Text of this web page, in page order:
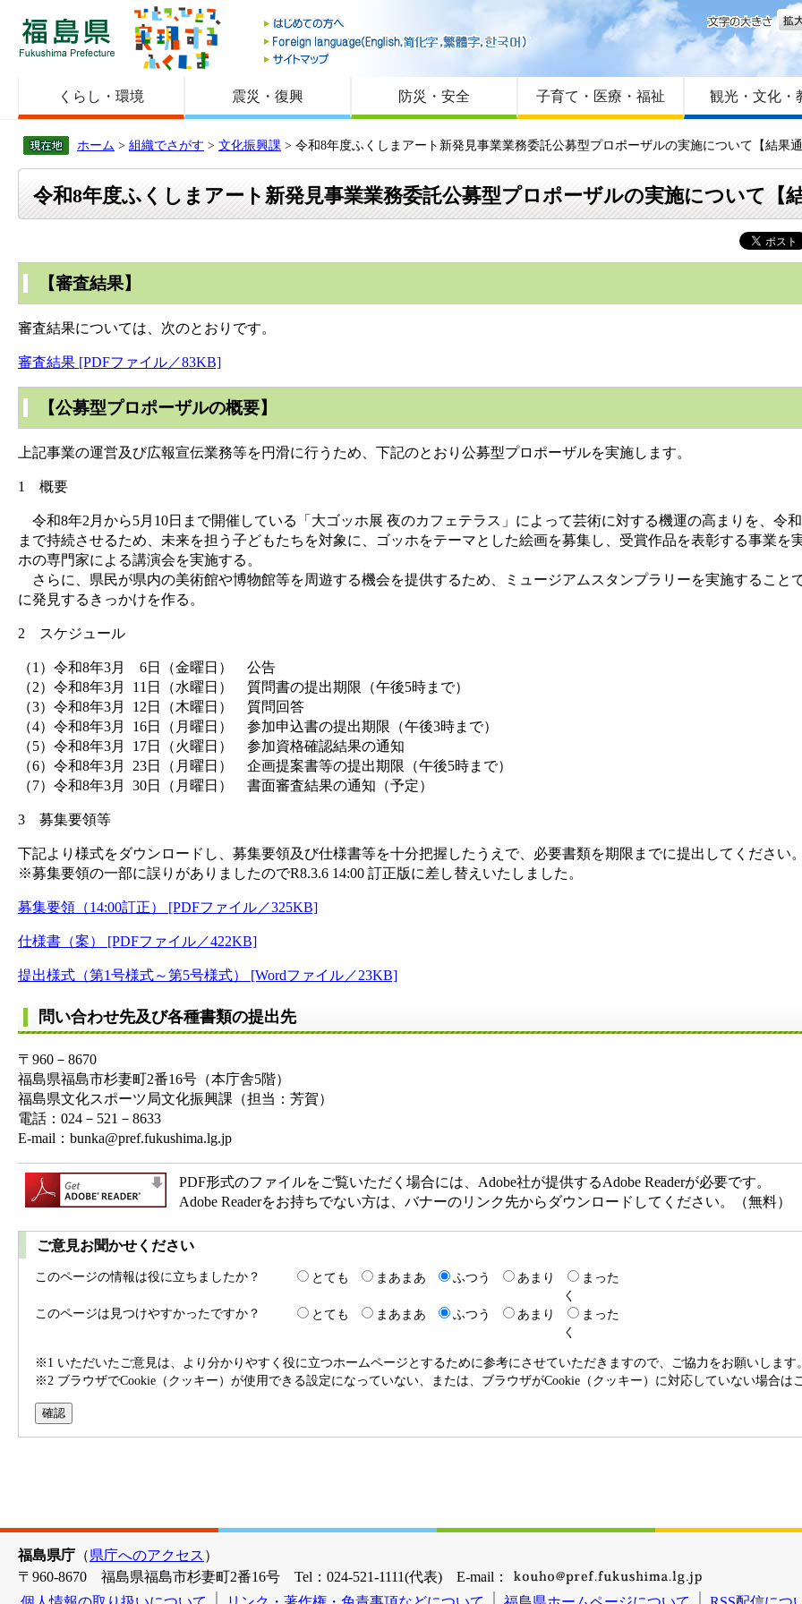
福島県
はじめての方へ
Foreign language
サイトマップ
文字
くらし・環境 震災・復興 防災・安全 子育て・医療・福祉 観光・文化・
ホーム > 組織でさがす > 文化振興課 > 令和8年度ふくしまアート新発見事業業務委託公募型プロポーザルの実施について【結果
令和8年度ふくしまアート新発見事業業務委託公募型プロポーザルの実施について【
【審査結果】
審査結果については、次のとおりです。
審査結果 [PDFファイル／83KB]
【公募型プロポーザルの概要】
上記事業の運営及び広報宣伝業務等を円滑に行うため、下記のとおり公募型プロポーザルを実施します。
1 概要
令和8年2月から5月10日まで開催している「大ゴッホ展 夜のカフェテラス」によって芸術に対する機運の高まりを、令
まで持続させるため、未来を担う子どもたちを対象に、ゴッホをテーマとした絵画を募集し、受賞作品を表彰する事業
ホの専門家による講演会を実施する。
さらに、県民が県内の美術館や博物館等を周遊する機会を提供するため、ミュージアムスタンプラリーを実施すること
に発見するきっかけを作る。
2 スケジュール
（1）令和8年3月 6日（金曜日） 公告
（2）令和8年3月 11日（水曜日） 質問書の提出期限（午後5時まで）
（3）令和8年3月 12日（木曜日） 質問回答
（4）令和8年3月 16日（月曜日） 参加申込書の提出期限（午後3時まで）
（5）令和8年3月 17日（火曜日） 参加資格確認結果の通知
（6）令和8年3月 23日（月曜日） 企画提案書等の提出期限（午後5時まで）
（7）令和8年3月 30日（月曜日） 書面審査結果の通知（予定）
3 募集要領等
下記より様式をダウンロードし、募集要領及び仕様書等を十分把握したうえで、必要書類を期限までに提出してください
※募集要領の一部に誤りがありましたのでR8.3.6 14:00 訂正版に差し替えいたしました。
募集要領（14:00訂正） [PDFファイル／325KB]
仕様書（案） [PDFファイル／422KB]
提出様式（第1号様式～第5号様式） [Wordファイル／23KB]
問い合わせ先及び各種書類の提出先
〒960－8670
福島県福島市杉妻町2番16号（本庁舎5階）
福島県文化スポーツ局文化振興課（担当：芳賀）
電話：024－521－8633
E-mail：bunka@pref.fukushima.lg.jp
PDF形式のファイルをご覧いただく場合には、Adobe社が提供するAdobe Readerが必要です。
Adobe Readerをお持ちでない方は、バナーのリンク先からダウンロードしてください。（無料）
ご意見お聞かせください
このページの情報は役に立ちましたか？ とても まあまあ ふつう あまり
まった
く
このページは見つけやすかったですか？
とても まあまあ ふつう あまり
まった
く
※1 いただいたご意見は、より分かりやすく役に立つホームページとするために参考にさせていただきますので、ご協力をお願いしま
※2 ブラウザでCookie（クッキー）が使用できる設定になっていない、または、ブラウザがCookie（クッキー）に対応していない場合は
福島県庁 （県庁へのアクセス ）
〒960-8670 福島県福島市杉妻町2番16号 Tel：024-521-1111(代表) E-mail：